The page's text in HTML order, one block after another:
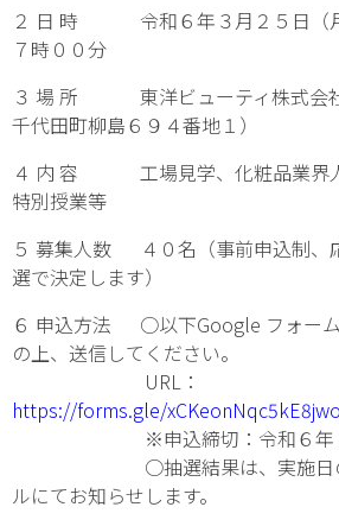
２ 日 時 令和６年３月２５日（月
７時００分
３ 場 所 東洋ビューティ株式会社
千代田町柳島６９４番地１）
４ 内 容 工場見学、化粧品業界人
特別授業等
５ 募集人数 ４０名（事前申込制、
選で決定します）
６ 申込方法 ○以下Google フォーム
の上、送信してください。
URL：
https://forms.gle/
※申込締切：令和６年３月
○抽選結果は、実施日の５
ルにてお知らせします。